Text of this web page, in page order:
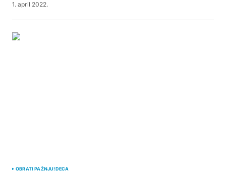
1. april 2022.
OBRATI PAŽNJU!DECA